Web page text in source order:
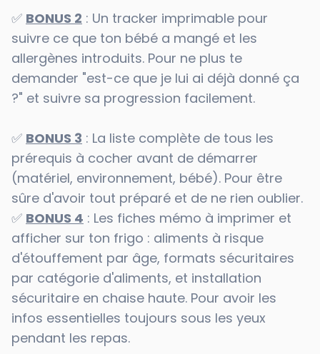
✅ BONUS 2 : Un tracker imprimable pour
suivre ce que ton bébé a mangé et les
allergènes introduits. Pour ne plus te
demander "est-ce que je lui ai déjà donné ça
?" et suivre sa progression facilement.
✅ BONUS 3 : La liste complète de tous les
prérequis à cocher avant de démarrer
(matériel, environnement, bébé). Pour être
sûre d'avoir tout préparé et de ne rien oublier.
✅ BONUS 4 : Les fiches mémo à imprimer et
afficher sur ton frigo : aliments à risque
d'étouffement par âge, formats sécuritaires
par catégorie d'aliments, et installation
sécuritaire en chaise haute. Pour avoir les
infos essentielles toujours sous les yeux
pendant les repas.